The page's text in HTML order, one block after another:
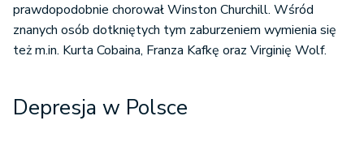
prawdopodobnie chorował Winston Churchill. Wśród
znanych osób dotkniętych tym zaburzeniem wymienia się
też m.in. Kurta Cobaina, Franza Kafkę oraz Virginię Wolf.
Depresja w Polsce